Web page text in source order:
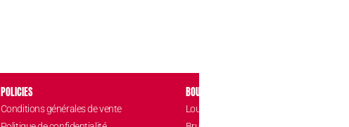
POLICIES
Conditions générales de vente
BOUTIQUES
Louvain-la-Neuve Esplanade